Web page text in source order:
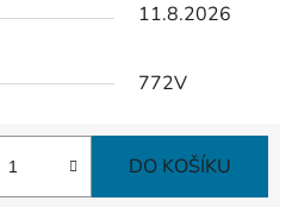
11.8.2026
772V
DO KOŠÍKU